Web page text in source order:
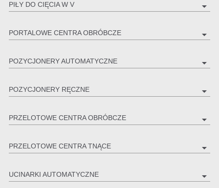
PIŁY DO CIĘCIA W V arrow_drop_down
PORTALOWE CENTRA OBRÓBCZE arrow_drop_down
POZYCJONERY AUTOMATYCZNE arrow_drop_down
POZYCJONERY RĘCZNE arrow_drop_down
PRZELOTOWE CENTRA OBRÓBCZE arrow_drop_down
PRZELOTOWE CENTRA TNĄCE arrow_drop_down
UCINARKI AUTOMATYCZNE arrow_drop_down